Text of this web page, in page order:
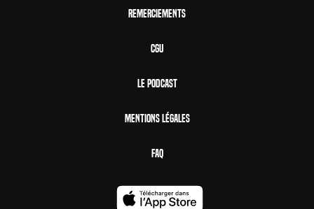
Remerciements
CGU
Le Podcast
Mentions Légales
FAQ